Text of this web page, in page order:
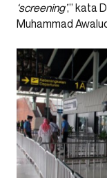
‘screening’,” kata
Muhammad